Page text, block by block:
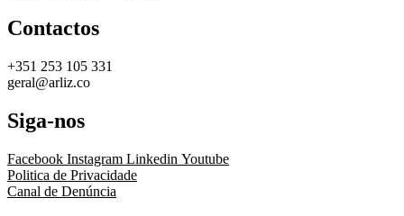
Contactos
+351 253 105 331
geral@arliz.co
Siga-nos
Facebook Instagram Linkedin Youtube
Politica de Privacidade
Canal de Denúncia